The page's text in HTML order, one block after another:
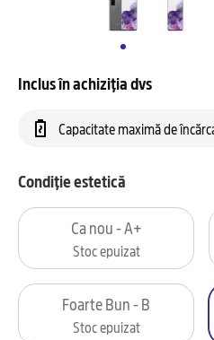
Inclus în achiziția dvs
Capacitate maximă de
Condiție estetică
Ca nou - A+
Stoc epuizat
Foarte Bun - B
Stoc epuizat